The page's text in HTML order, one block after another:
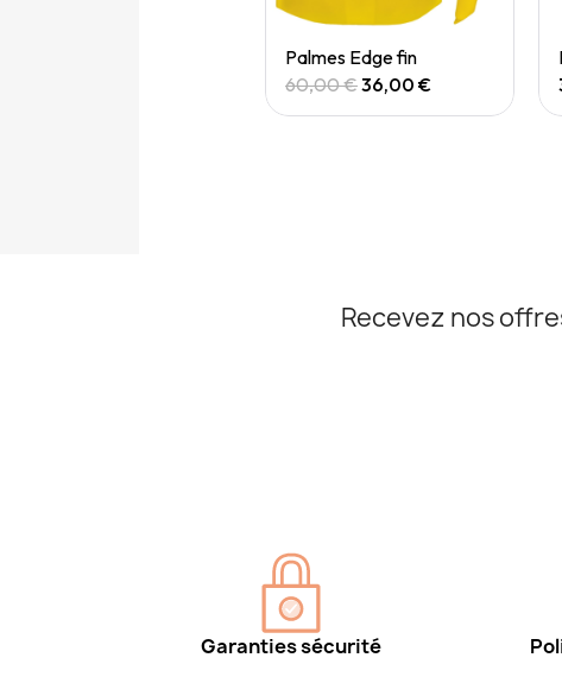
Quick View
Palmes Edge fin
60,00 €36,00 €
Recevez nos
Garanties sécurité